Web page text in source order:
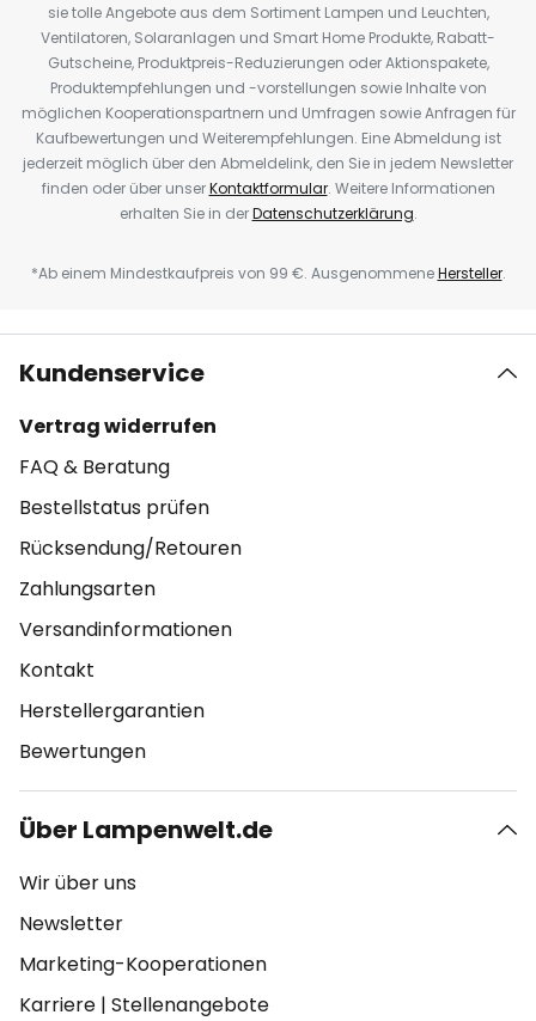
sie tolle Angebote aus dem Sortiment Lampen und Leuchten,
Ventilatoren, Solaranlagen und Smart Home Produkte, Rabatt-
Gutscheine, Produktpreis-Reduzierungen oder Aktionspakete,
Produktempfehlungen und -vorstellungen sowie Inhalte von
möglichen Kooperationspartnern und Umfragen sowie Anfragen für
Kaufbewertungen und Weiterempfehlungen. Eine Abmeldung ist
jederzeit möglich über den Abmeldelink, den Sie in jedem Newsletter
finden oder über unserKontaktformular. Weitere Informationen
erhalten Sie in derDatenschutzerklärung.
*Ab einem Mindestkaufpreis von 99 €. AusgenommeneHersteller.
Kundenservice
Vertrag widerrufen
FAQ & Beratung
Bestellstatus prüfen
Rücksendung/Retouren
Zahlungsarten
Versandinformationen
Kontakt
Herstellergarantien
Bewertungen
Über Lampenwelt.de
Wir über uns
Newsletter
Marketing-Kooperationen
Karriere | Stellenangebote